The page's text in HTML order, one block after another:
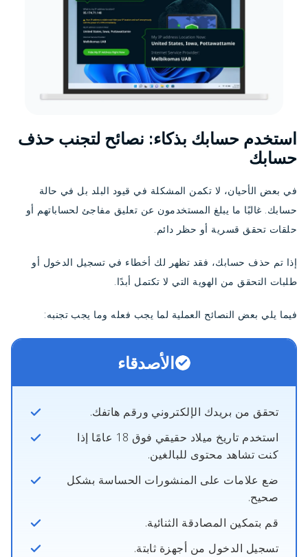
استخدم حسابك بذكاء: نصائح لتجنب حذف
حسابك
في بعض الأحيان، لا تكمن المشكلة في قيود البلد بل في حالة
حسابك. غالبًا ما يبلغ المستخدمون عن تعليق مفاجئ لحساباتهم أو
حلقات تحقق قسرية أو حظر دائم.
إذا تم حذف حسابك، فقد تظهر لك أخطاء في تسجيل الدخول أو
طلبات التحقق من الهوية التي لا تكتمل أبدًا.
فيما يلي بعض النصائح العملية لما يجب فعله وما يجب تجنبه:
الأصدقاء
تحقق من بريدك الإلكتروني ورقم هاتفك.
استخدم تاريخ ميلاد حقيقي فوق 18 عامًا إذا
كنت تشاهد محتوى للبالغين.
ضع علامات على المنشورات الحساسة بشكل
صحيح.
قم بتمكين المصادقة الثنائية.
تسجيل الدخول من أجهزة ثابتة.